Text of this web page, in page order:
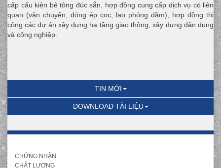
cấp cấu kiện bê tông đúc sẵn, hợp đồng cung cấp dịch vụ có liên
quan (vận chuyển, đóng ép cọc, lao phóng dầm), hợp đồng thi
công các dự án xây dựng hạ tầng giao thông, xây dựng dân dụng
và công nghiệp.
TIN MỚI
DOWNLOAD TÀI LIỆU
CHỨNG NHẬN
CHẤT LƯỢNG